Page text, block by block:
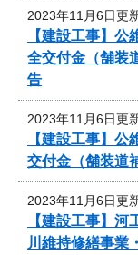
2023年11月6日更
【建設工事】
全交付金（舗装
告
2023年11月6日更
【建設工事】
交付金（舗装道
2023年11月6日更
【建設工事】
川維持修繕事業